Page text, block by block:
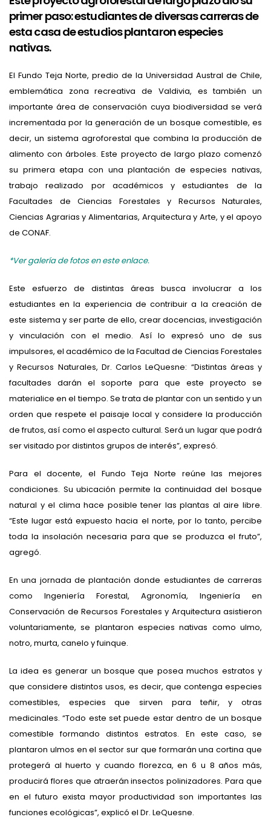
primer paso: estudiantes de diversas carreras de
esta casa de estudios plantaron especies
nativas.
El Fundo Teja Norte, predio de la Universidad Austral de Chile,
emblemática zona recreativa de Valdivia, es también un
importante área de conservación cuya biodiversidad se verá
incrementada por la generación de un bosque comestible, es
decir, un sistema agroforestal que combina la producción de
alimento con árboles. Este proyecto de largo plazo comenzó
su primera etapa con una plantación de especies nativas,
trabajo realizado por académicos y estudiantes de la
Facultades de Ciencias Forestales y Recursos Naturales,
Ciencias Agrarias y Alimentarias, Arquitectura y Arte, y el apoyo
de CONAF.
*Ver galería de fotos en este enlace.
Este esfuerzo de distintas áreas busca involucrar a los
estudiantes en la experiencia de contribuir a la creación de
este sistema y ser parte de ello, crear docencias, investigación
y vinculación con el medio. Así lo expresó uno de sus
impulsores, el académico de la Facultad de Ciencias Forestales
y Recursos Naturales, Dr. Carlos LeQuesne: “Distintas áreas y
facultades darán el soporte para que este proyecto se
materialice en el tiempo. Se trata de plantar con un sentido y un
orden que respete el paisaje local y considere la producción
de frutos, así como el aspecto cultural. Será un lugar que podrá
ser visitado por distintos grupos de interés”, expresó.
Para el docente, el Fundo Teja Norte reúne las mejores
condiciones. Su ubicación permite la continuidad del bosque
natural y el clima hace posible tener las plantas al aire libre.
“Este lugar está expuesto hacia el norte, por lo tanto, percibe
toda la insolación necesaria para que se produzca el fruto”,
agregó.
En una jornada de plantación donde estudiantes de carreras
como Ingeniería Forestal, Agronomía, Ingeniería en
Conservación de Recursos Forestales y Arquitectura asistieron
voluntariamente, se plantaron especies nativas como ulmo,
notro, murta, canelo y fuinque.
La idea es generar un bosque que posea muchos estratos y
que considere distintos usos, es decir, que contenga especies
comestibles, especies que sirven para teñir, y otras
medicinales. “Todo este set puede estar dentro de un bosque
comestible formando distintos estratos. En este caso, se
plantaron ulmos en el sector sur que formarán una cortina que
protegerá al huerto y cuando florezca, en 6 u 8 años más,
producirá flores que atraerán insectos polinizadores. Para que
en el futuro exista mayor productividad son importantes las
funciones ecológicas”, explicó el Dr. LeQuesne.